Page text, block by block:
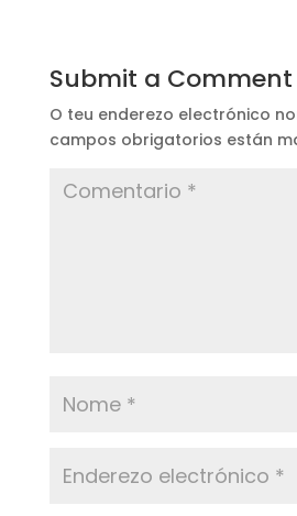
Submit a Comment
O teu enderezo electrónico
campos obrigatorios están